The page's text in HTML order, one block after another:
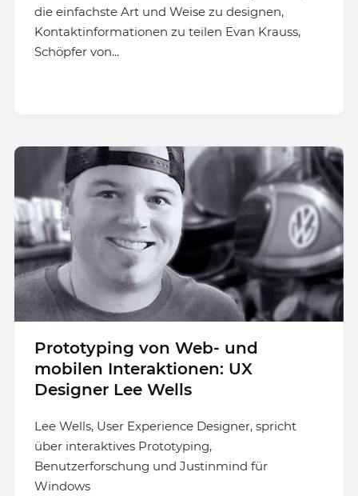
die einfachste Art und Weise zu designen,
Kontaktinformationen zu teilen Evan Krauss,
Schöpfer von...
Prototyping von Web- und
mobilen Interaktionen: UX
Designer Lee Wells
Lee Wells, User Experience Designer, spricht
über interaktives Prototyping,
Benutzerforschung und Justinmind für
Windows